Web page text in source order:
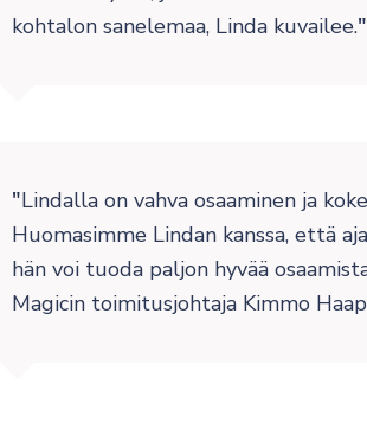
kohtalon sanelemaa, Linda kuvailee.
Lindalla on vahva osaaminen ja
Huomasimme Lindan kanssa, että
hän voi tuoda paljon hyvää
Magicin toimitusjohtaja Kimmo